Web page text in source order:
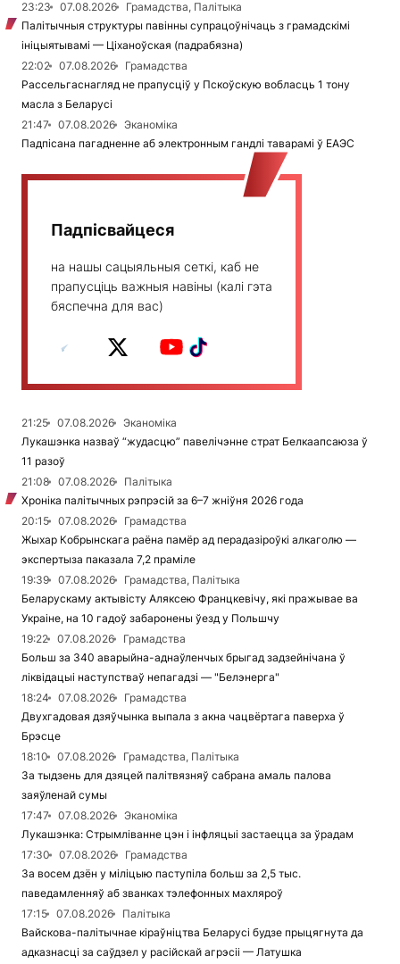
23:23 07.08.2026
Грамадства, Палітыка
Палітычныя структуры павінны супрацоўнічаць з грамадскімі
ініцыятывамі — Ціханоўская (падрабязна)
22:02
07.08.2026
Грамадства
Рассельгаснагляд не прапусціў у Пскоўскую вобласць 1 тону
масла з Беларусі
21:47
07.08.2026
Эканоміка
Падпісана пагадненне аб электронным гандлі таварамі ў ЕАЭС
Падпісвайцеся
на нашы сацыяльныя сеткі, каб не
прапусціць важныя навіны (калі гэта
бяспечна для вас)
21:25 07.08.2026
Эканоміка
Лукашэнка назваў “жудасцю” павелічэнне страт Белкаапсаюза ў
11 разоў
21:08
07.08.2026
Палітыка
Хроніка палітычных рэпрэсій за 6–7 жніўня 2026 года
20:15
07.08.2026
Грамадства
Жыхар Кобрынскага раёна памёр ад перадазіроўкі алкаголю —
экспертыза паказала 7,2 праміле
19:39
07.08.2026
Грамадства, Палітыка
Беларускаму актывісту Аляксею Францкевічу, які пражывае ва
Украіне, на 10 гадоў забаронены ўезд у Польшчу
19:22
07.08.2026
Грамадства
Больш за 340 аварыйна-аднаўленчых брыгад задзейнічана ў
ліквідацыі наступстваў непагадзі — "Белэнерга"
18:24
07.08.2026
Грамадства
Двухгадовая дзяўчынка выпала з акна чацвёртага паверха ў
Брэсце
18:10
07.08.2026
Грамадства, Палітыка
За тыдзень для дзяцей палітвязняў сабрана амаль палова
заяўленай сумы
17:47
07.08.2026
Эканоміка
Лукашэнка: Стрымліванне цэн і інфляцыі застаецца за ўрадам
17:30
07.08.2026
Грамадства
За восем дзён у міліцыю паступіла больш за 2,5 тыс.
паведамленняў аб званках тэлефонных махляроў
17:15
07.08.2026
Палітыка
Вайскова-палітычнае кіраўніцтва Беларусі будзе прыцягнута да
адказнасці за саўдзел у расійскай агрэсіі — Латушка